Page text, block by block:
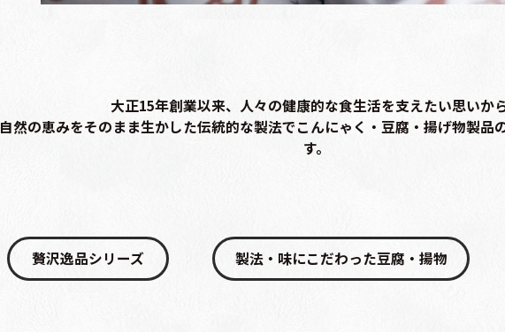
大正15年創業以来、 人々の健康的な食生活を支えたい思いから
自然の恵みをそのまま生かした伝統的な製法でこんにゃく・豆腐・揚げ物製品
す。
贅沢逸品シリーズ 製法・味にこだわった豆腐・揚物